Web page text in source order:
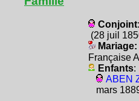
Conjoint:
(28 juil
Mariage:
Française
Enfants:
ABEN
mars